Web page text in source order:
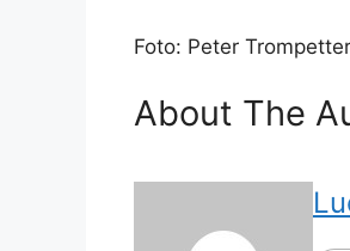
Foto: Peter
About The